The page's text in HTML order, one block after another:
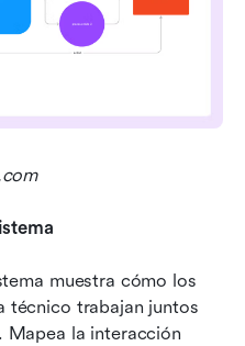
muestra cómo los
técnico trabajan juntos
Mapea la interacción